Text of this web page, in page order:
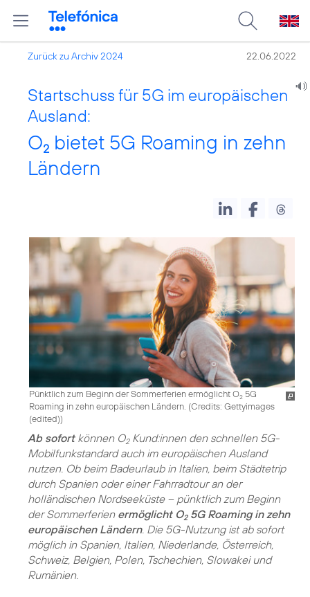
Zurück zu Archiv 2024 22.06.2022
Startschuss für 5G im europäischen
Ausland:
O2 bietet 5G Roaming in zehn
Ländern
Pünktlich zum Beginn der Sommerferien ermöglicht O2 5G
Roaming in zehn europäischen Ländern. (Credits: Gettyimages
(edited))
Ab sofortkönnen O2Kund:innen den schnellen 5G-
Mobilfunkstandard auch im europäischen Ausland
nutzen. Ob beim Badeurlaub in Italien, beim Städtetrip
durch Spanien oder einer Fahrradtour an der
holländischen Nordseeküste – pünktlich zum Beginn
der Sommerferien ermöglicht O25G Roaming in zehn
europäischen Ländern. Die 5G-Nutzung ist ab sofort
möglich in Spanien, Italien, Niederlande, Österreich,
Schweiz, Belgien, Polen, Tschechien, Slowakei und
Rumänien.